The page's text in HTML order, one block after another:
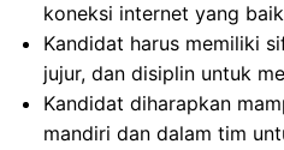
koneksi internet yang
Kandidat harus memiliki
jujur, dan disiplin untuk
Kandidat diharapkan
mandiri dan dalam tim